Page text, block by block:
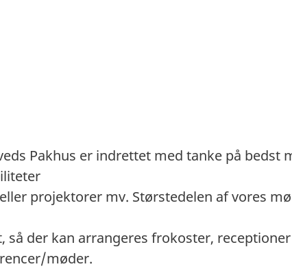
Pakhus er indrettet med tanke på bedst
projektorer mv. Størstedelen af vores
så der kan arrangeres frokoster,
møder.